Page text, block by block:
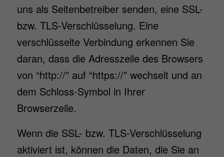
uns als Seitenbetreiber senden, eine SSL-
bzw. TLS-Verschlüsselung. Eine
verschlüsselte Verbindung erkennen Sie
daran, dass die Adresszeile des Browsers
von “http://” auf “https://” wechselt und an
dem Schloss-Symbol in Ihrer
Browserzeile.
Wenn die SSL- bzw. TLS-Verschlüsselung
aktiviert ist, können die Daten, die Sie an
Datenschutzeinstellungen
Essenziell (1)
Essenzielle Cookies ermöglichen grundlegende Funktionen und sind für
die einwandfreie Funktion der Website erforderlich.
Cookie-Informationen anzeigen
Externe Medien (7)
Inhalte von Videoplattformen und Social-Media-Plattformen werden
standardmäßig blockiert. Wenn Cookies von externen Medien akzeptiert
werden, bedarf der Zugriff auf diese Inhalte keiner manuellen Einwilligung
Cookie-Informationen anzeigen